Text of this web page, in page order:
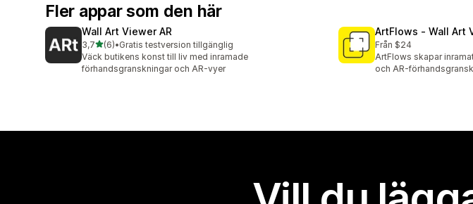
Fler appar som den här
Wall Art Viewer AR
3,7av 5 stjärnor
(6)
6 recensioner totalt
•Gratis testversion tillgänglig
Väck butikens konst till liv med inramade
förhandsgranskningar och AR-vyer
ArtFlows ‑ Wall Art
Från $24
ArtFlows skapar
och AR-